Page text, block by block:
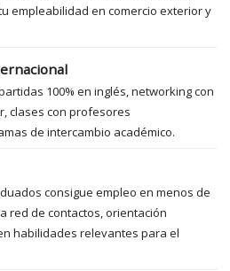
empleabilidad en comercio exterior y
100% en inglés, networking con
clases con profesores
de intercambio académico.
consigue empleo en menos de
red de contactos, orientación
habilidades relevantes para el